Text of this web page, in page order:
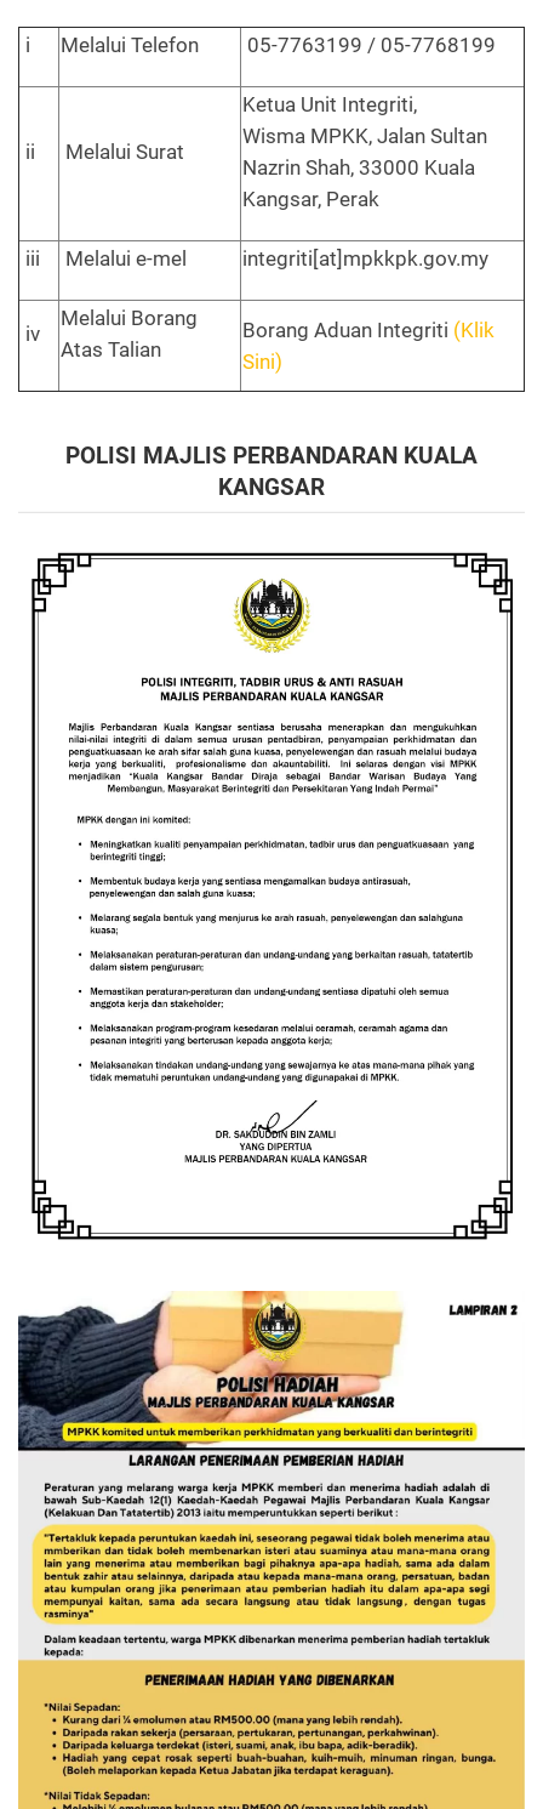
i Melalui Telefon 05-7763199 / 05-7768199
ii Melalui Surat
Ketua Unit Integriti,
Wisma MPKK, Jalan Sultan
Nazrin Shah, 33000 Kuala
Kangsar, Perak
iii Melalui e-mel integriti[at]mpkkpk.gov.my
iv
Melalui Borang
Atas Talian
Borang Aduan Integriti (Klik
Sini)
POLISI MAJLIS PERBANDARAN KUALA
KANGSAR
Read more